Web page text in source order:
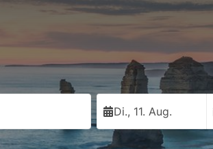
Di., 11. Aug.